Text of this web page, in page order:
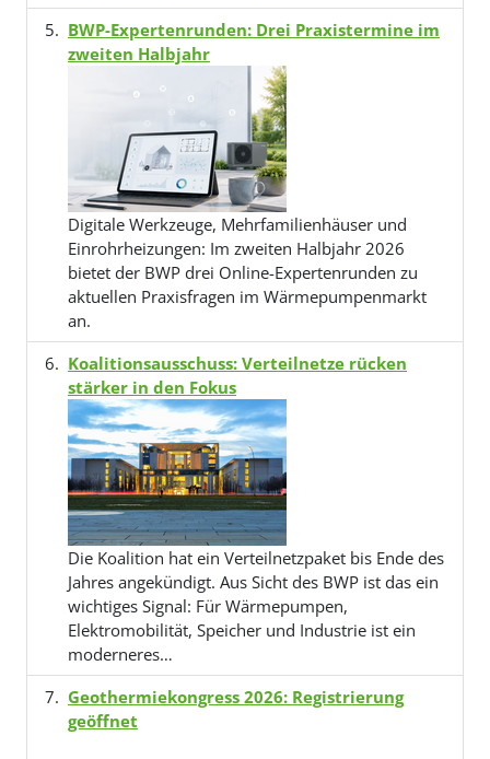
BWP-Expertenrunden: Drei Praxistermine im
zweiten Halbjahr
Digitale Werkzeuge, Mehrfamilienhäuser und
Einrohrheizungen: Im zweiten Halbjahr 2026
bietet der BWP drei Online-Expertenrunden zu
aktuellen Praxisfragen im Wärmepumpenmarkt
an.
Koalitionsausschuss: Verteilnetze rücken
stärker in den Fokus
Die Koalition hat ein Verteilnetzpaket bis Ende des
Jahres angekündigt. Aus Sicht des BWP ist das ein
wichtiges Signal: Für Wärmepumpen,
Elektromobilität, Speicher und Industrie ist ein
moderneres…
Geothermiekongress 2026: Registrierung
geöffnet